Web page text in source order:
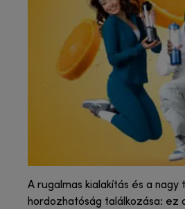
A rugalmas kialakítás és a nagy
hordozhatóság találkozása: ez